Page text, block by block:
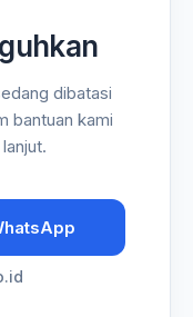
dibatasi
bantuan kami